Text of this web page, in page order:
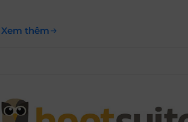
thúc đẩy khách hàng xem nội dung bên
Xem thêm